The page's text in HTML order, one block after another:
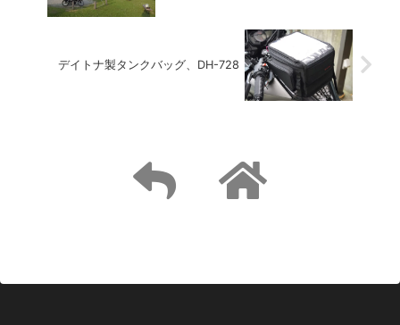
デイトナ製タンクバッグ、DH-728